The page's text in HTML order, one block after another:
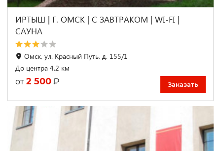
ИРТЫШ | Г. ОМСК | С ЗАВТРАКОМ | WI-FI |
САУНА
Омск, ул. Красный Путь, д. 155/1
До центра 4.2 км
от 2 500 ₽ Заказать